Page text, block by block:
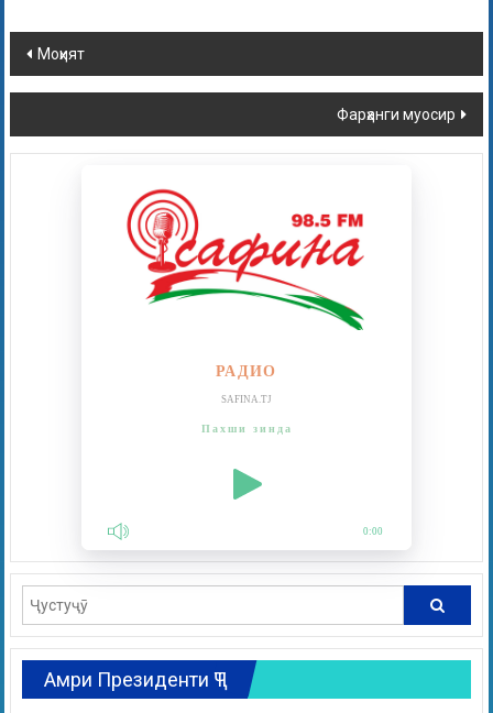
Моҳият
Фарҳанги муосир
РАДИО
SAFINA.TJ
Пахши зинда
0:00
Амри Президенти ҶТ